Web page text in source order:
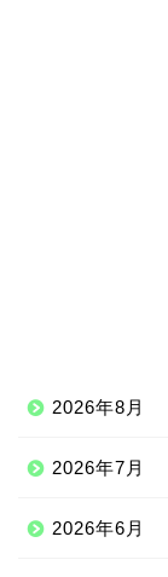
2026年8月
2026年7月
2026年6月